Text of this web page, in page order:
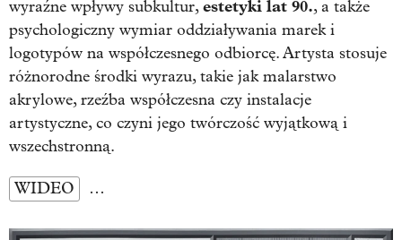
wyraźne wpływy subkultur,estetyki lat 90., a także
psychologiczny wymiar oddziaływania marek i
logotypów na współczesnego odbiorcę. Artysta stosuje
różnorodne środki wyrazu, takie jak malarstwo
akrylowe, rzeźba współczesna czy instalacje
artystyczne, co czyni jego twórczość wyjątkową i
wszechstronną.
WIDEO …